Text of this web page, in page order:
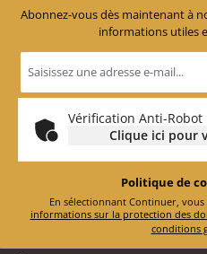
Abonnez-vous dès maintenant à
informations utiles
Adresse
e-
*
Vérification Anti-Robot
Clique ici pour
Politique de
informations sur la protection des
conditions